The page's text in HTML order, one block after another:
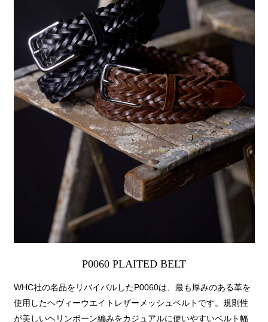
P0060 PLAITED BELT
WHC社の名品をリバイバルしたP0060は、最も厚みのある革を
使用したヘヴィーウエイトレザーメッシュベルトです。規則性
が美しいヘリンボーン編みをカジュアルに使いやすいベルト幅